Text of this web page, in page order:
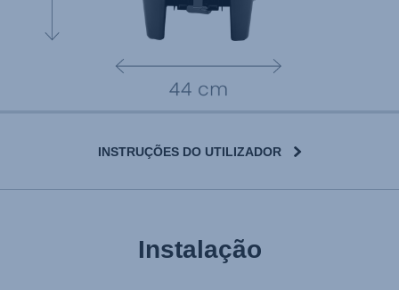
INSTRUÇÕES DO UTILIZADOR
Instalação